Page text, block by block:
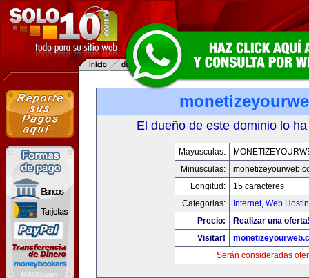
El dueño de este dominio lo
Mayusculas:
Minusculas:
Longitud:
15 caracteres
Categorias:
Internet, Web
Precio:
Realizar una
Visitar!
Serán consideradas